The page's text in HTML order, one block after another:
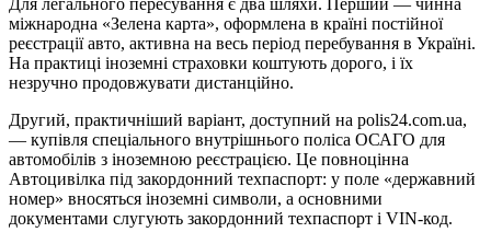
міжнародна «Зелена карта», оформлена в країні постійної
реєстрації авто, активна на весь період перебування в Україні.
На практиці іноземні страховки коштують дорого, і їх
незручно продовжувати дистанційно.
Другий, практичніший варіант, доступний на polis24.com.ua,
— купівля спеціального внутрішнього поліса ОСАГО для
автомобілів з іноземною реєстрацією. Це повноцінна
Автоцивілка під закордонний техпаспорт: у поле «державний
номер» вносяться іноземні символи, а основними
документами слугують закордонний техпаспорт і VIN-код.